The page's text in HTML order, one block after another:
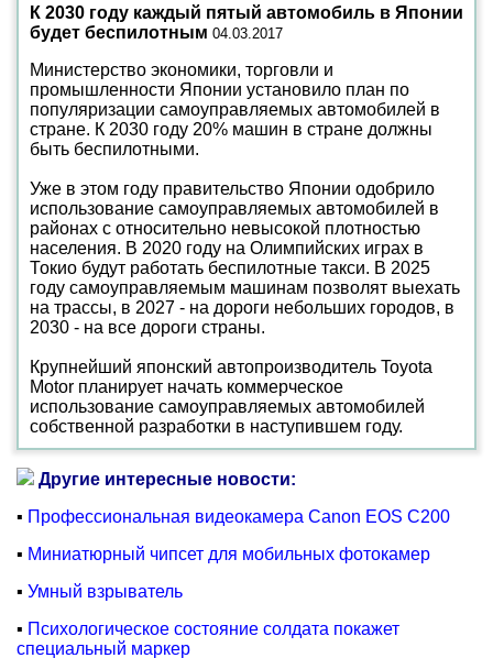
К 2030 году каждый пятый автомобиль в Японии
будет беспилотным 04.03.2017
Министерство экономики, торговли и
промышленности Японии установило план по
популяризации самоуправляемых автомобилей в
стране. К 2030 году 20% машин в стране должны
быть беспилотными.
Уже в этом году правительство Японии одобрило
использование самоуправляемых автомобилей в
районах с относительно невысокой плотностью
населения. В 2020 году на Олимпийских играх в
Токио будут работать беспилотные такси. В 2025
году самоуправляемым машинам позволят выехать
на трассы, в 2027 - на дороги небольших городов, в
2030 - на все дороги страны.
Крупнейший японский автопроизводитель Toyota
Motor планирует начать коммерческое
использование самоуправляемых автомобилей
собственной разработки в наступившем году.
Другие интересные новости:
▪ Профессиональная видеокамера Canon EOS C200
▪ Миниатюрный чипсет для мобильных фотокамер
▪ Умный взрыватель
▪ Психологическое состояние солдата покажет
специальный маркер